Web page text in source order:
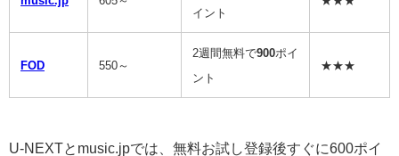
イント
FOD 550～
2週間無料で900ポイ
ント
★★★
U-NEXTとmusic.jpでは、無料お試し登録後すぐに600ポイ